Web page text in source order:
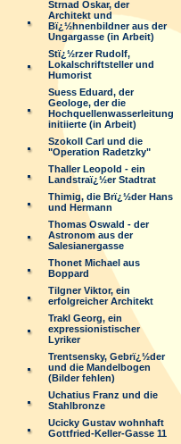
Strnad Oskar, der
Architekt und
Bï¿½hnenbildner aus der
Ungargasse (in Arbeit)
Stï¿½rzer Rudolf,
Lokalschriftsteller und
Humorist
Suess Eduard, der
Geologe, der die
Hochquellenwasserleitung
initiierte (in Arbeit)
Szokoll Carl und die
"Operation Radetzky"
Thaller Leopold - ein
Landstraï¿½er Stadtrat
Thimig, die Brï¿½der Hans
und Hermann
Thomas Oswald - der
Astronom aus der
Salesianergasse
Thonet Michael aus
Boppard
Tilgner Viktor, ein
erfolgreicher Architekt
Trakl Georg, ein
expressionistischer
Lyriker
Trentsensky, Gebrï¿½der
und die Mandelbogen
(Bilder fehlen)
Uchatius Franz und die
Stahlbronze
Ucicky Gustav wohnhaft
Gottfried-Keller-Gasse 11